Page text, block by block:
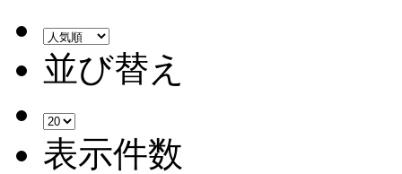
並び替え
表示件数